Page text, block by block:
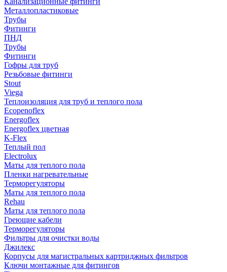
Металлопластиковые
Трубы
Фитинги
ПНД
Трубы
Фитинги
Гофры для труб
Резьбовые фитинги
Stout
Viega
Теплоизоляция для труб и теплого пола
Ecopenoflex
Energoflex
Energoflex цветная
K-Flex
Теплый пол
Electrolux
Маты для теплого пола
Пленки нагревательные
Терморегуляторы
Маты для теплого пола
Rehau
Маты для теплого пола
Греющие кабели
Терморегуляторы
Фильтры для очистки воды
Джилекс
Корпусы для магистральных картриджных фильтров
Ключи монтажные для фитингов